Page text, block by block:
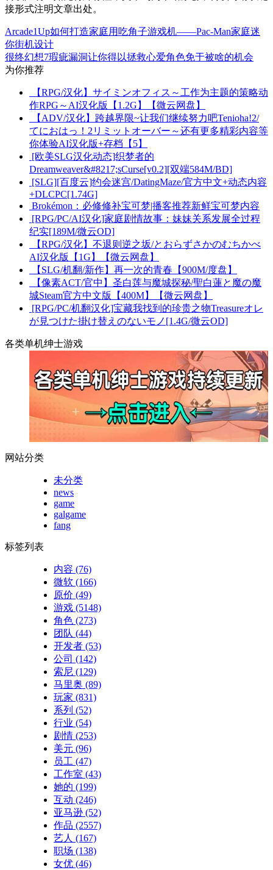
接形式注明文章出处。
Arcade1Up如何打造家庭用吃角子游戏机——Pac-Man家庭迷
你街机设计
很终幻想7瑕疵漏洞让你得以拯救心爱角色免于被啥的机会
为你推荐
【RPG/汉化】サイミンオフィス～工作为主题的策略动
作RPG～AI汉化版【1.2G】【微云网盘】
【ADV/汉化】跨越界限~让我们继续努力吧Tenioha!2/
てにおはっ！2リミットオーバー～还有更多精彩内容等
你体验AI汉化版+存档【5】
[欧美SLG汉化动态]织梦者的
Dreamweaver&#8217;sCurse[v0.2][双端584M/BD]
[SLG][百度云]约会迷宫/DatingMaze/官方中文+动态内容
+DLCPC[1.74G]
Brokémon：必修修补宝可梦|播客推荐新鲜宝可梦内容
[RPG/PC/AI汉化]家庭剧情故事：妹妹关系发展全过程
纪实[189M/微云OD]
【RPG/汉化】不退则逆之坂/とおらずさかのむちかべ
AI汉化版【1G】【微云网盘】
【SLG/机翻/新作】再一次的青春【900M/度盘】
【像素ACT/官中】圣白莲与魔城探秘/聖白蓮と魔の魔
城Steam官方中文版【400M】【微云网盘】
[RPG/PC/机翻汉化]宝藏我找到的珍贵之物Treasureオレ
が見つけた掛け替えのないモノ[1.4G/微云OD]
各类单机绅士游戏
网站分类
未分类
news
game
galgame
fang
标签列表
内容 (76)
微软 (166)
原价 (49)
游戏 (5148)
角色 (273)
团队 (44)
开发者 (53)
公司 (142)
索尼 (129)
马里奥 (89)
玩家 (831)
系列 (52)
行业 (54)
剧情 (253)
美元 (96)
员工 (47)
工作室 (43)
她的 (199)
互动 (246)
亚马逊 (52)
作品 (2557)
艺人 (167)
职场 (138)
女优 (46)